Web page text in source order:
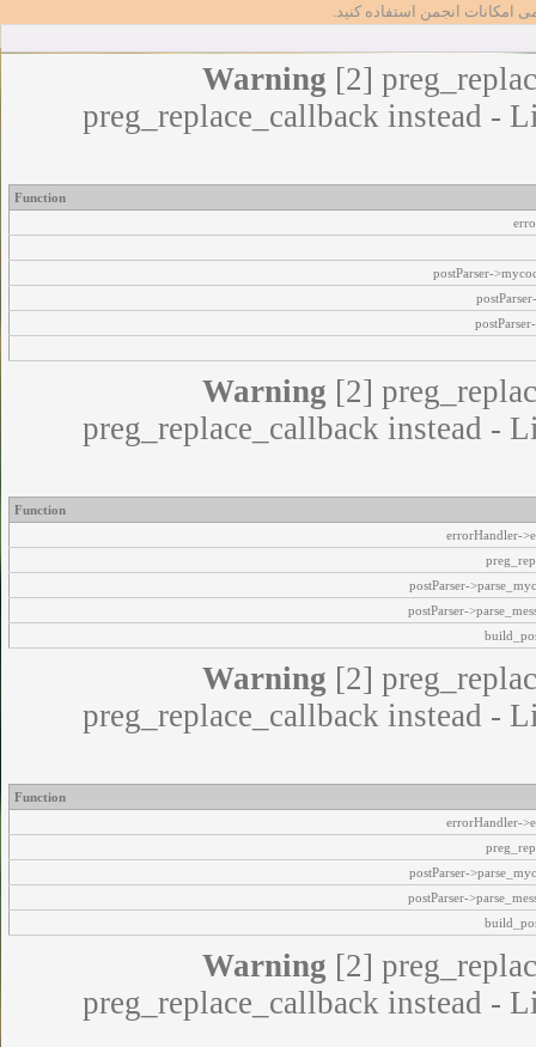
امکانات انجمن استفاده کنید.
Warning [2]
preg_replace_callback instead -
Function
postParser-
Warning [2]
preg_replace_callback instead -
Function
errorHandler-
postParser-
postParser-
Warning [2]
preg_replace_callback instead -
Function
errorHandler-
postParser-
postParser-
Warning [2]
preg_replace_callback instead -